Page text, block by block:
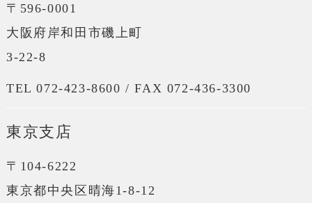
〒596-0001
大阪府岸和田市磯上町
3-22-8
TEL 072-423-8600 / FAX 072-436-3300
東京支店
〒104-6222
東京都中央区晴海1-8-12